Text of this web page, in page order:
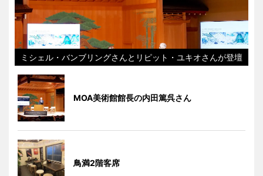
ミシェル・バンブリングさんとリピット・ユキオさんが登壇
MOA美術館館長の内田篤呉さん
鳥満2階客席